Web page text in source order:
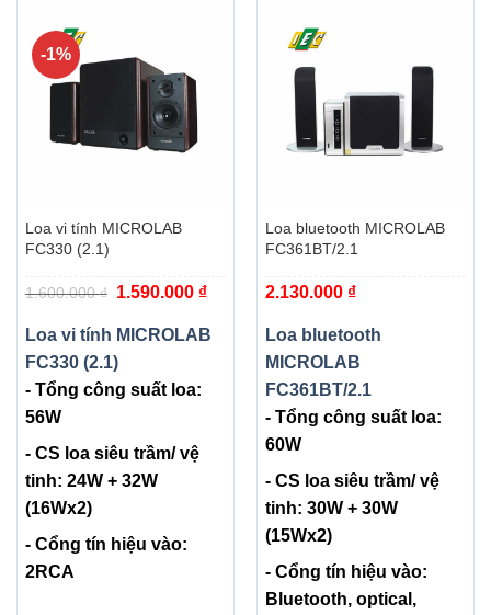
-1%
Loa vi tính MICROLAB
FC330 (2.1)
1.600.000₫
Giá
gốc
1.600.000 ₫.
1.590.000 ₫Giá
là:
1.590.000 ₫.
Loa vi tính MICROLAB
FC330 (2.1)
- Tổng công suất loa:
56W
- CS loa siêu trầm/ vệ
tinh: 24W + 32W
(16Wx2)
- Cổng tín hiệu vào:
2RCA
Loa bluetooth MICROLAB
FC361BT/2.1
2.130.000 ₫
Loa bluetooth
MICROLAB
FC361BT/2.1
- Tổng công suất loa:
60W
- CS loa siêu trầm/ vệ
tinh: 30W + 30W
(15Wx2)
- Cổng tín hiệu vào:
Bluetooth, optical,